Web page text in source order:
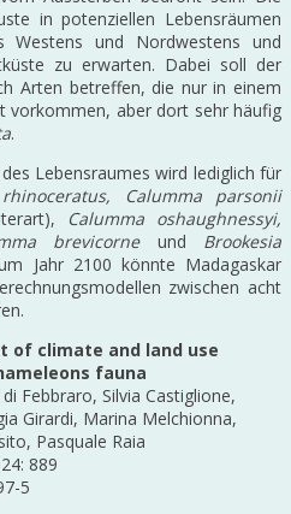
in potenziellen Lebensräumen
Westens und Nordwestens und
zu erwarten. Dabei soll der
Arten betreffen, die nur in einem
vorkommen, aber dort sehr häufig
.
Lebensraumes wird lediglich für
Calumma parsonii
Calumma oshaughnessyi,
brevicorne und Brookesia
Jahr 2100 könnte Madagaskar
zwischen acht
of climate and land use
fauna
Febbraro, Silvia Castiglione,
Girardi, Marina Melchionna,
Pasquale Raia
889
5